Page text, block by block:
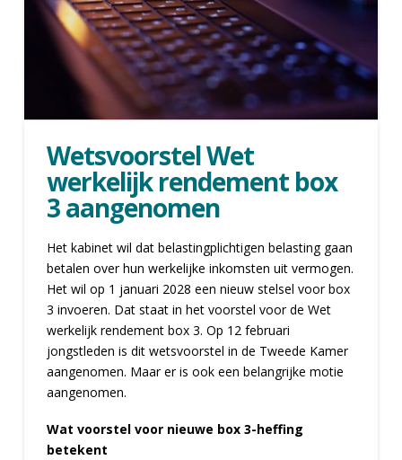
Wetsvoorstel Wet
werkelijk rendement box
3 aangenomen
Het kabinet wil dat belastingplichtigen belasting gaan
betalen over hun werkelijke inkomsten uit vermogen.
Het wil op 1 januari 2028 een nieuw stelsel voor box
3 invoeren. Dat staat in het voorstel voor de Wet
werkelijk rendement box 3. Op 12 februari
jongstleden is dit wetsvoorstel in de Tweede Kamer
aangenomen. Maar er is ook een belangrijke motie
aangenomen.
Wat voorstel voor nieuwe box 3-heffing
betekent